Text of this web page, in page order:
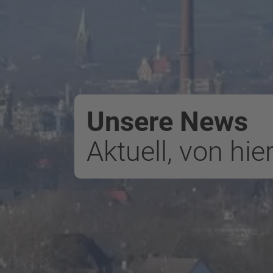
Unsere News
Aktuell, von